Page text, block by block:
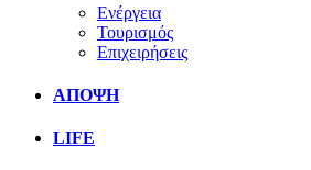
Ενέργεια
Τουρισμός
Επιχειρήσεις
ΑΠΟΨΗ
LIFE